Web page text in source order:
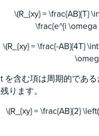
\(R_{xy} = \frac{AB}{T}
\frac{e^{i \omega
\(R_{xy} = \frac{-AB}{4T}
t を含む項は周期的であ
残ります。
\(R_{xy} = \frac{AB}{2}